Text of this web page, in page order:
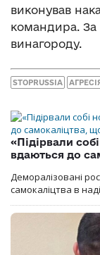
виконував
командира.
винагороду.
STOPRUSSIA
«Підірвали
вдаються до
Деморалізовані
самокаліцтва в